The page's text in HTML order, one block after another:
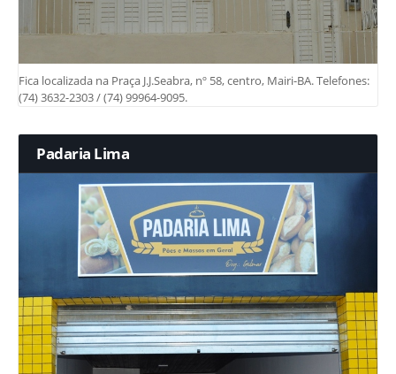
Fica localizada na Praça J.J.Seabra, nº 58, centro, Mairi-BA. Telefones:
(74) 3632-2303 / (74) 99964-9095.
Padaria Lima